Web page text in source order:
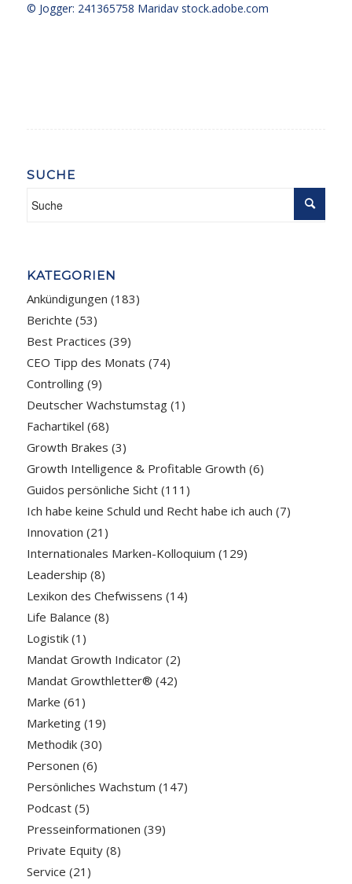
© Jogger: 241365758 Maridav stock.adobe.com
SUCHE
KATEGORIEN
Ankündigungen (183)
Berichte (53)
Best Practices (39)
CEO Tipp des Monats (74)
Controlling(9)
Deutscher Wachstumstag(1)
Fachartikel (68)
Growth Brakes (3)
Growth Intelligence & Profitable Growth (6)
Guidos persönliche Sicht(111)
Ich habe keine Schuld und Recht habe ich auch (7)
Innovation (21)
Internationales Marken-Kolloquium (129)
Leadership (8)
Lexikon des Chefwissens (14)
Life Balance (8)
Logistik(1)
Mandat Growth Indicator(2)
Mandat Growthletter® (42)
Marke (61)
Marketing(19)
Methodik(30)
Personen (6)
Persönliches Wachstum (147)
Podcast(5)
Presseinformationen (39)
Private Equity(8)
Service (21)